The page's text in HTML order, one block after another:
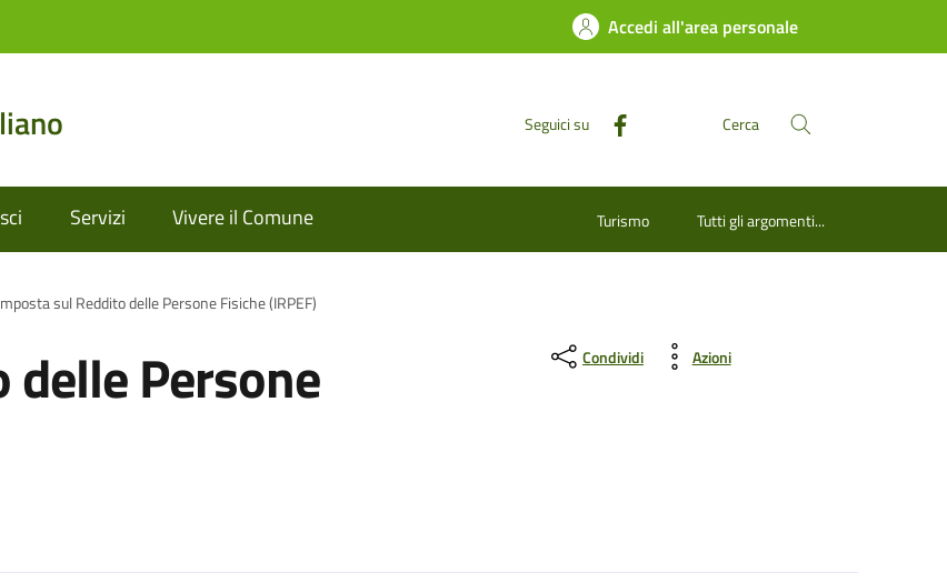
Accedi all'area personale
Seguici su Cerca
Servizi Vivere il Comune Turismo Tutti gli argomenti...
sul Reddito delle Persone Fisiche (IRPEF)
Persone Condividi Azioni